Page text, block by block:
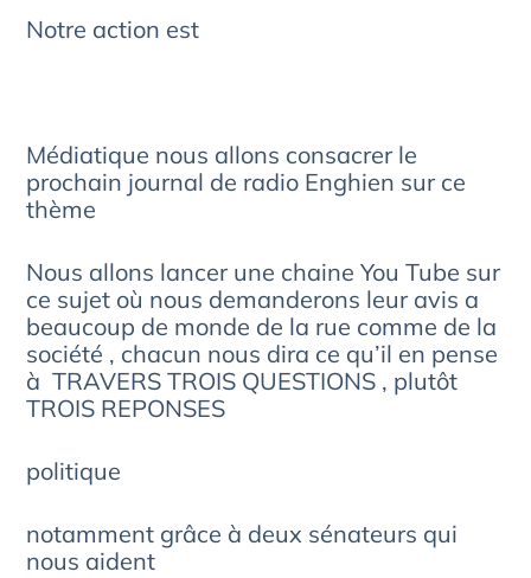
Notre action est
Médiatique nous allons consacrer le
prochain journal de radio Enghien sur ce
thème
Nous allons lancer une chaine You Tube sur
ce sujet où nous demanderons leur avis a
beaucoup de monde de la rue comme de la
société , chacun nous dira ce qu’il en pense
à TRAVERS TROIS QUESTIONS , plutôt
TROIS REPONSES
politique
notamment grâce à deux sénateurs qui
nous aident